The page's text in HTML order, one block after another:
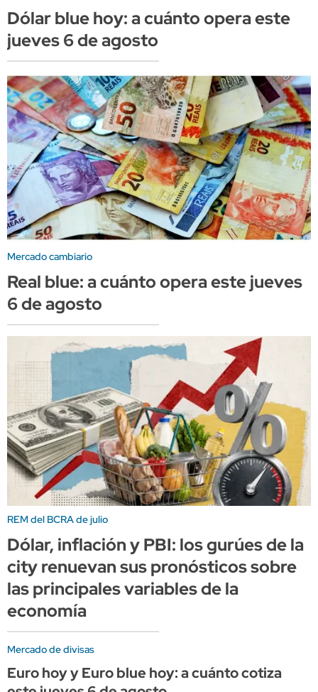
Dólar blue hoy: a cuánto opera este
jueves 6 de agosto
Mercado cambiario
Real blue: a cuánto opera este jueves
6 de agosto
REM del BCRA de julio
Dólar, inflación y PBI: los gurúes de la
city renuevan sus pronósticos sobre
las principales variables de la
economía
Mercado de divisas
Euro hoy y Euro blue hoy: a cuánto cotiza